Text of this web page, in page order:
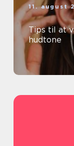
11. august
Tips til at
hudtone